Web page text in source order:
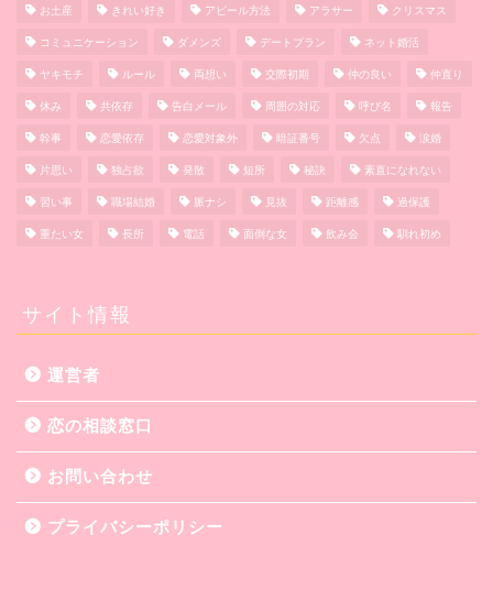
お土産 きれい好き アピール方法 アラサー クリスマス
コミュニケーション ダメンズ デートプラン ネット婚活
ヤキモチ ルール 両想い 交際初期 仲の良い 仲直り
休み 共依存 告白メール 周囲の対応 呼び名 報告
幹事 恋愛依存 恋愛対象外 暗証番号 欠点 涙婚
片思い 独占欲 発散 短所 秘訣 素直になれない
習い事 職場結婚 脈ナシ 見抜 距離感 過保護
重たい女 長所 電話 面倒な女 飲み会 馴れ初め
サイト情報
運営者
恋の相談窓口
お問い合わせ
プライバシーポリシー